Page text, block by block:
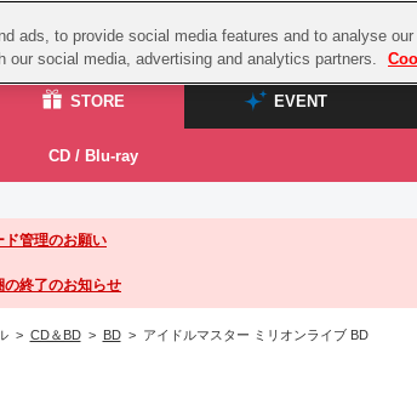
STORE EVENT
STORE
ASOBI STORE TOP
グッズ
ASOBI
CD / Blu-ray
ールズ
イブ！
ズ
ド管理のお願い
の終了のお知らせ
> CD＆BD> BD> アイドルマスター ミリオンライブ BD
ads, to provide social media features and to analyse
our social media, advertising and analytics partners.